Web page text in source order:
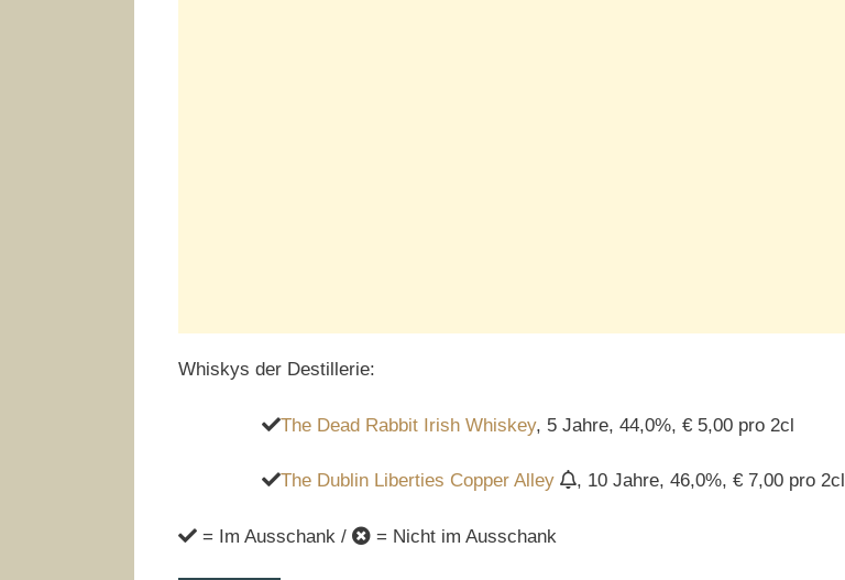
Whiskys der Destillerie:
The Dead Rabbit Irish Whiskey, 5 Jahre, 44,0%, € 5,00 pro 2cl
The Dublin Liberties Copper Alley , 10 Jahre, 46,0%, € 7,00 pro 2cl
= Im Ausschank / = Nicht im Ausschank